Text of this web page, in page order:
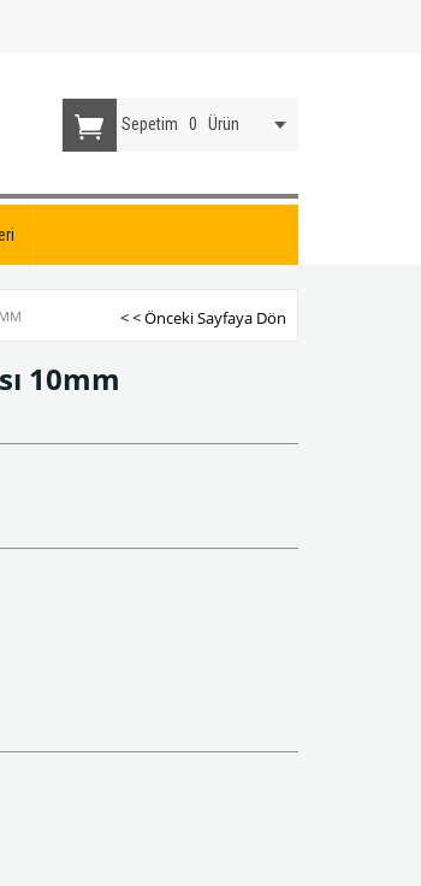
Sepetim 0 Ürün
< < Önceki Sayfaya Dön
10mm